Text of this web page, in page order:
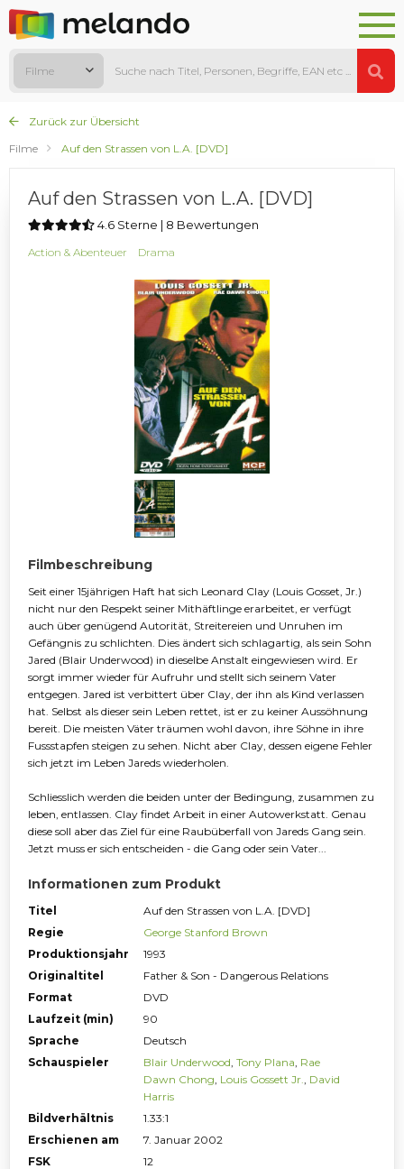
Filme
Zurück zur Übersicht
Filme
Auf den Strassen von L.A. [DVD]
Auf den Strassen von L.A. [DVD]
4.6 Sterne | 8 Bewertungen
Action & Abenteuer Drama
Filmbeschreibung
Seit einer 15jährigen Haft hat sich Leonard Clay (Louis Gosset, Jr.)
nicht nur den Respekt seiner Mithäftlinge erarbeitet, er verfügt
auch über genügend Autorität, Streitereien und Unruhen im
Gefängnis zu schlichten. Dies ändert sich schlagartig, als sein Sohn
Jared (Blair Underwood) in dieselbe Anstalt eingewiesen wird. Er
sorgt immer wieder für Aufruhr und stellt sich seinem Vater
entgegen. Jared ist verbittert über Clay, der ihn als Kind verlassen
hat. Selbst als dieser sein Leben rettet, ist er zu keiner Aussöhnung
bereit. Die meisten Väter träumen wohl davon, ihre Söhne in ihre
Fussstapfen steigen zu sehen. Nicht aber Clay, dessen eigene Fehler
sich jetzt im Leben Jareds wiederholen.
Schliesslich werden die beiden unter der Bedingung, zusammen zu
leben, entlassen. Clay findet Arbeit in einer Autowerkstatt. Genau
diese soll aber das Ziel für eine Raubüberfall von Jareds Gang sein.
Jetzt muss er sich entscheiden - die Gang oder sein Vater...
Informationen zum Produkt
Titel
Auf den Strassen von L.A. [DVD]
Regie
George Stanford Brown
Produktionsjahr
1993
Originaltitel
Father & Son - Dangerous Relations
Format
DVD
Laufzeit (min)
90
Sprache
Deutsch
Schauspieler
Blair Underwood Tony Plana Rae
Dawn Chong Louis Gossett Jr.
David
Harris
Bildverhältnis
1.33:1
Erschienen am
7. Januar 2002
FSK
12